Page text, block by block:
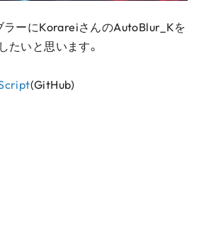
ラーにKorareiさんのAutoBlur_Kを
たいと思います。
(GitHub)